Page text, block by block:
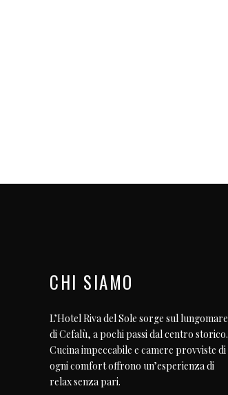
CHI SIAMO
L’Hotel Riva del Sole sorge sul lungomare
di Cefalù, a pochi passi dal centro storico.
Cucina impeccabile e camere provviste di
ogni comfort offrono un’esperienza di
relax senza pari.